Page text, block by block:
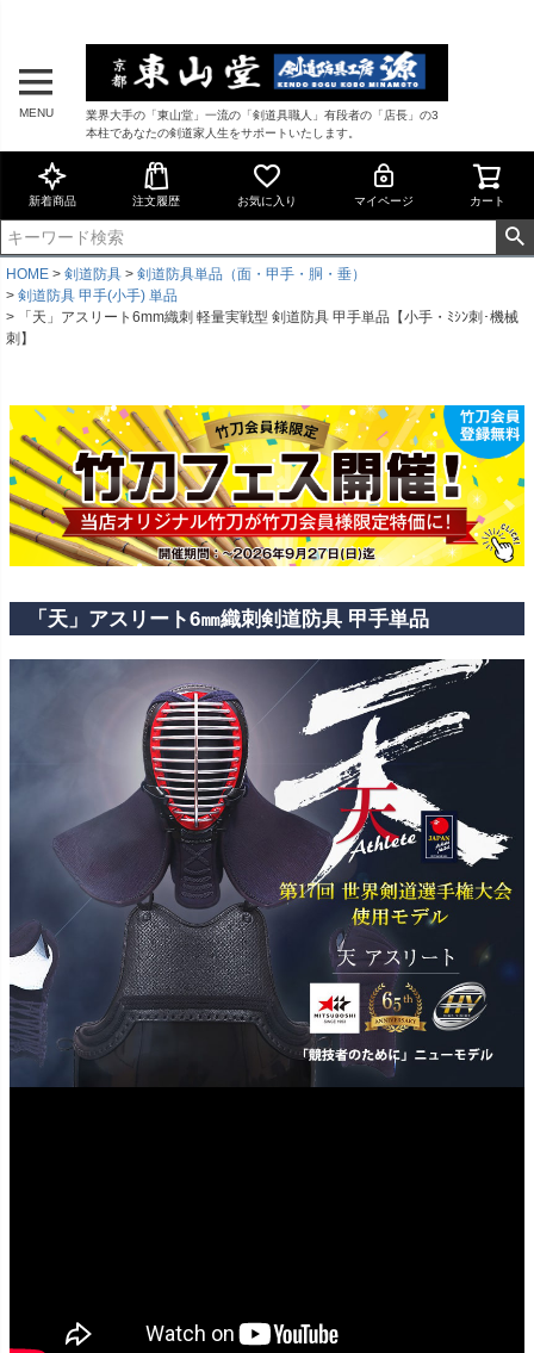
MENU
業界大手の「東山堂」一流の「剣道具職人」有段者の「店長」の3
本柱であなたの剣道家人生をサポートいたします。
新着商品 注文履歴 お気に入り マイページ カート
HOME 剣道防具
剣道防具単品（面・甲手・胴・垂）
剣道防具 甲手(小手) 単品
「天」アスリート6mm織刺 軽量実戦型 剣道防具 甲手単品【小手・ﾐｼﾝ刺･機械
刺】
「天」アスリート6㎜織刺剣道防具 甲手単品